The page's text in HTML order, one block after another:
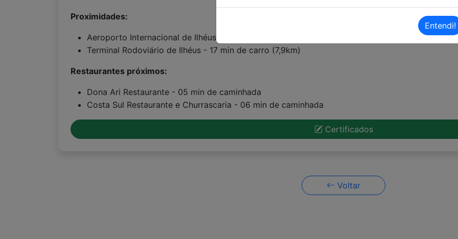
Proximidades:
Aeroporto Internacional de Ilhéus - 08 min de carro (4km)
Terminal Rodoviário de Ilhéus - 17 min de carro (7,9km)
Restaurantes próximos:
Dona Ari Restaurante - 05 min de caminhada
Costa Sul Restaurante e Churrascaria - 06 min de caminhada
Certificados
Voltar
Entendi!